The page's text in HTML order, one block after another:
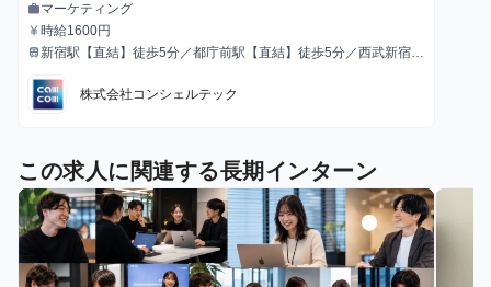
職種
workマーケティング
給与
currency_yen 時給1600円
最寄駅
train 新宿駅【直結】徒歩5分／都庁前駅【直結】徒歩5分／西武新宿駅
株式会社コンシェルテック
この求人に関連する長期インターン